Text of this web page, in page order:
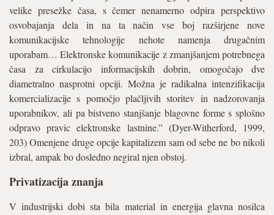
velike presežke časa, s čemer nenamerno odpira perspektivo
osvobajanja dela in na ta način vse boj razširjene nove
komunikacijske tehnologije nehote namenja drugačnim
uporabam… Elektronske komunikacije z zmanjšanjem potrebnega
časa za cirkulacijo informacijskih dobrin, omogočajo dve
diametralno nasprotni opciji. Možna je radikalna intenzifikacija
komercializacije s pomočjo plačljivih storitev in nadzorovanja
uporabnikov, ali pa bistveno stanjšanje blagovne forme s splošno
odpravo pravic elektronske lastnine.” (Dyer-Witherford, 1999,
203) Omenjene druge opcije kapitalizem sam od sebe ne bo nikoli
izbral, ampak bo dosledno negiral njen obstoj.
Privatizacija znanja
V industrijski dobi sta bila material in energija glavna nosilca